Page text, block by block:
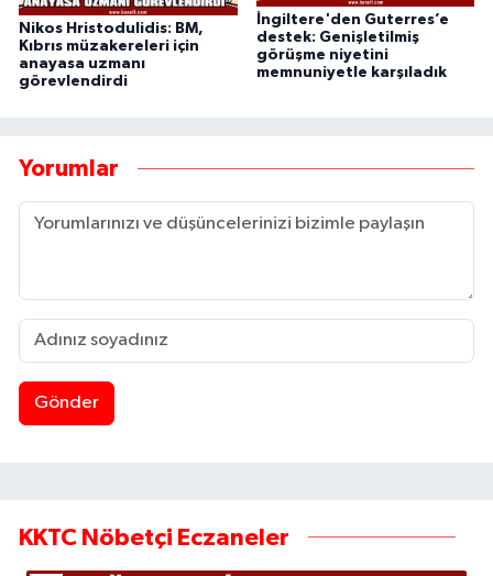
Nikos Hristodulidis: BM,
Kıbrıs müzakereleri için
anayasa uzmanı
görevlendirdi
İngiltere'den Guterres’e
destek: Genişletilmiş
görüşme niyetini
memnuniyetle karşıladık
Yorumlar
Gönder
KKTC Nöbetçi Eczaneler